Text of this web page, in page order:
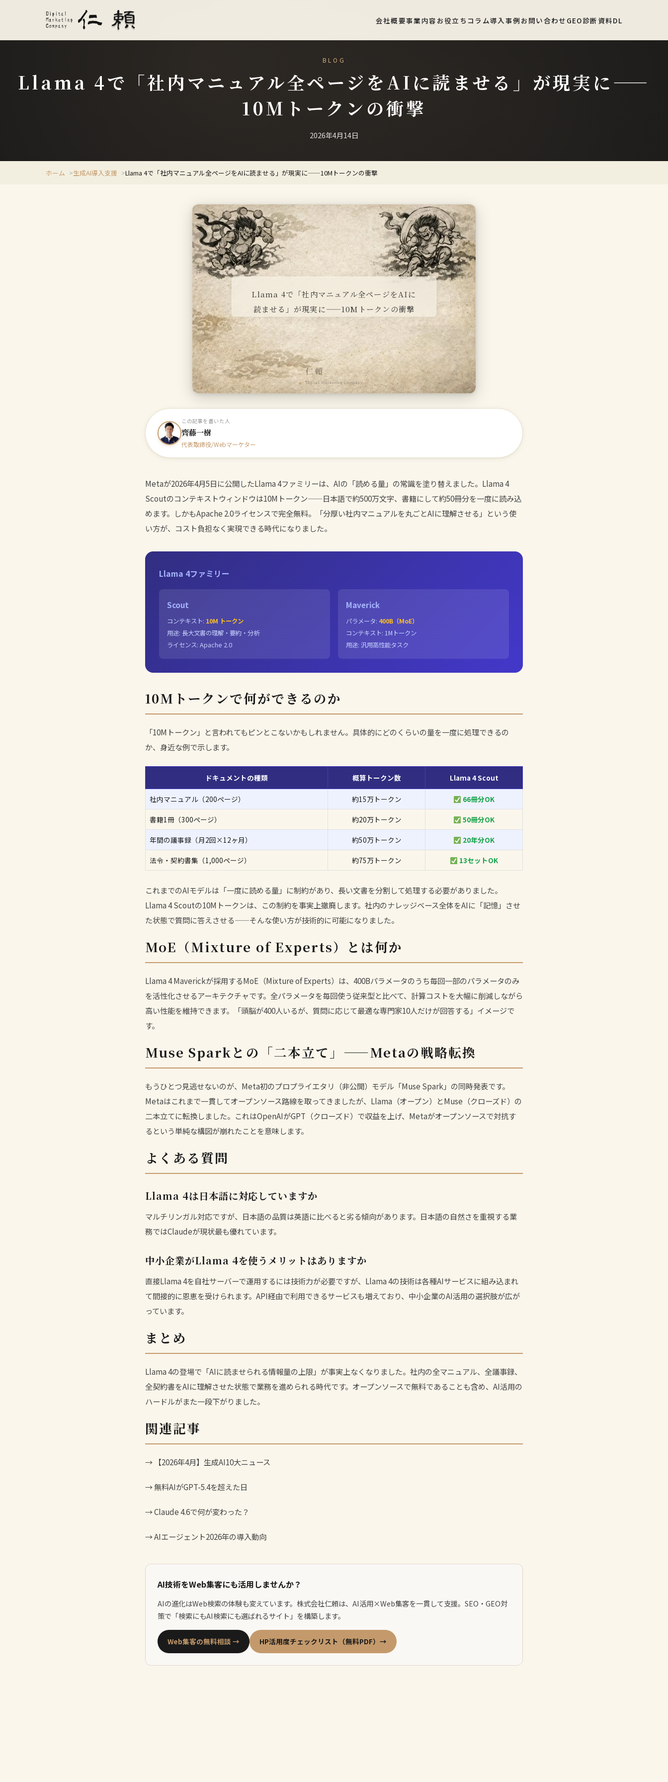
会社概要事業内容 お役立ちコラム導入事例 お問い合わせ GEO診断 資料DL
BLOG
Llama 4で「社内マニュアル全ページをAIに読ませる」が現実に——
10Mトークンの衝撃
2026年4月14日
ホーム 生成AI導入支援 Llama 4で「社内マニュアル全ページをAIに読ませる」が現実に——10Mトークンの衝撃
Llama 4で「社内マニュアル全ページをAIに
読ませる」が現実に——10Mトークンの衝撃
仁頼
Digital Marketing Company
この記事を書いた人
齊藤一樹
代表取締役/Webマーケター
Metaが2026年4月5日に公開したLlama 4ファミリーは、AIの「読める量」の常識を塗り替えました。Llama 4
Scoutのコンテキストウィンドウは10Mトークン——日本語で約500万文字、書籍にして約50冊分を一度に読み込
めます。しかもApache 2.0ライセンスで完全無料。「分厚い社内マニュアルを丸ごとAIに理解させる」という使
い方が、コスト負担なく実現できる時代になりました。
Llama 4ファミリー
Scout
コンテキスト: 10M トークン
用途: 長大文書の理解・要約・分析
ライセンス: Apache 2.0
Maverick
パラメータ: 400B（MoE）
コンテキスト: 1Mトークン
用途: 汎用高性能タスク
10Mトークンで何ができるのか
「10Mトークン」と言われてもピンとこないかもしれません。具体的にどのくらいの量を一度に処理できるの
か、身近な例で示します。
ドキュメントの種類 概算トークン数 Llama 4 Scout
社内マニュアル（200ページ） 約15万トークン 66冊分OK
書籍1冊（300ページ） 約20万トークン 50冊分OK
年間の議事録（月2回×12ヶ月） 約50万トークン 20年分OK
法令・契約書集（1,000ページ） 約75万トークン 13セットOK
これまでのAIモデルは「一度に読める量」に制約があり、長い文書を分割して処理する必要がありました。
Llama 4 Scoutの10Mトークンは、この制約を事実上撤廃します。社内のナレッジベース全体をAIに「記憶」させ
た状態で質問に答えさせる——そんな使い方が技術的に可能になりました。
MoE（Mixture of Experts）とは何か
Llama 4 Maverickが採用するMoE（Mixture of Experts）は、400Bパラメータのうち毎回一部のパラメータのみ
を活性化させるアーキテクチャです。全パラメータを毎回使う従来型と比べて、計算コストを大幅に削減しながら
高い性能を維持できます。「頭脳が400人いるが、質問に応じて最適な専門家10人だけが回答する」イメージで
す。
Muse Sparkとの「二本立て」——Metaの戦略転換
もうひとつ見逃せないのが、Meta初のプロプライエタリ（非公開）モデル「Muse Spark」の同時発表です。
Metaはこれまで一貫してオープンソース路線を取ってきましたが、Llama（オープン）とMuse（クローズド）の
二本立てに転換しました。これはOpenAIがGPT（クローズド）で収益を上げ、Metaがオープンソースで対抗す
るという単純な構図が崩れたことを意味します。
よくある質問
Llama 4は日本語に対応していますか
マルチリンガル対応ですが、日本語の品質は英語に比べると劣る傾向があります。日本語の自然さを重視する業
務ではClaudeが現状最も優れています。
中小企業がLlama 4を使うメリットはありますか
直接Llama 4を自社サーバーで運用するには技術力が必要ですが、Llama 4の技術は各種AIサービスに組み込まれ
て間接的に恩恵を受けられます。API経由で利用できるサービスも増えており、 中小企業のAI活用の選択肢が広が
っています。
まとめ
Llama 4の登場で「AIに読ませられる情報量の上限」が事実上なくなりました。社内の全マニュアル、全議事録、
全契約書をAIに理解させた状態で業務を進められる時代です。オープンソースで無料であることも含め、AI活用の
ハードルがまた一段下がりました。
関連記事
→ 【2026年4月】生成AI10大ニュース
→無料AIがGPT-5.4を超えた日
→Claude 4.6で何が変わった？
→AIエージェント2026年の導入動向
AI技術をWeb集客にも活用しませんか？
AIの進化はWeb検索の体験も変えています。株式会社仁頼は、AI活用×Web集客を一貫して支援。SEO・GEO対
策で「検索にもAI検索にも選ばれるサイト」を構築します。
Web集客の無料相談 → HP活用度チェックリスト（無料PDF）→